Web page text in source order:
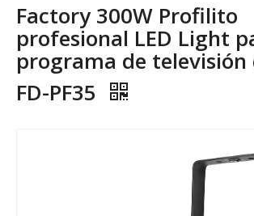
Factory 300W Profilito
profesional LED Light
programa de
FD-PF35